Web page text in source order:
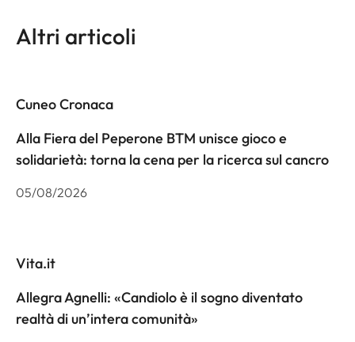
Altri articoli
Cuneo Cronaca
Alla Fiera del Peperone BTM unisce gioco e
solidarietà: torna la cena per la ricerca sul cancro
05/08/2026
Vita.it
Allegra Agnelli: «Candiolo è il sogno diventato
realtà di un’intera comunità»